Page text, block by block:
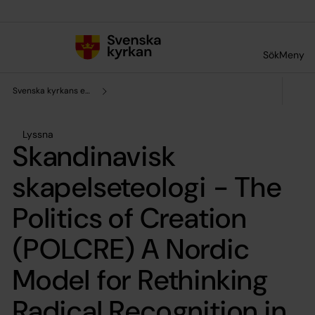
SökMeny
Svenska kyrkans enhet för forskning och analys
Lyssna
Skandinavisk
skapelseteologi - The
Politics of Creation
(POLCRE) A Nordic
Model for Rethinking